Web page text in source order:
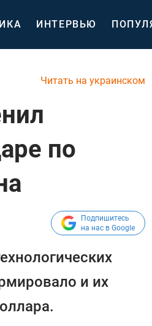
ИНТЕРВЬЮ
Читать на украинском
по
Подпишитесь
на нас в Google
и их